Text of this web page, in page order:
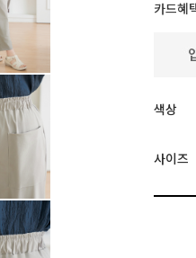
카드혜
색상
사이즈